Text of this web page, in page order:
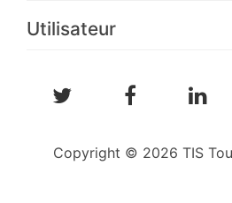
Utilisateur
Copyright © 2026 TIS